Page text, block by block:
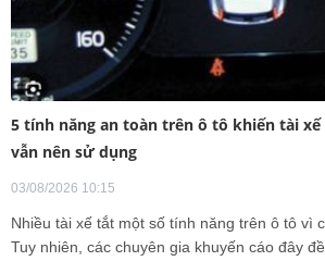
5 tính năng an toàn trên ô tô khiến tài
vẫn nên sử dụng
03/08/2026 10:15
Nhiều tài xế tắt một số tính năng trên ô tô vì
Tuy nhiên, các chuyên gia khuyến cáo đây